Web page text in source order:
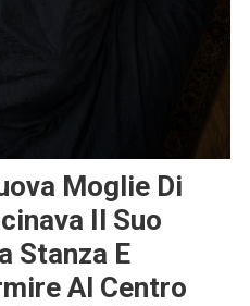
Moglie Di
Il Suo
Stanza E
Al Centro